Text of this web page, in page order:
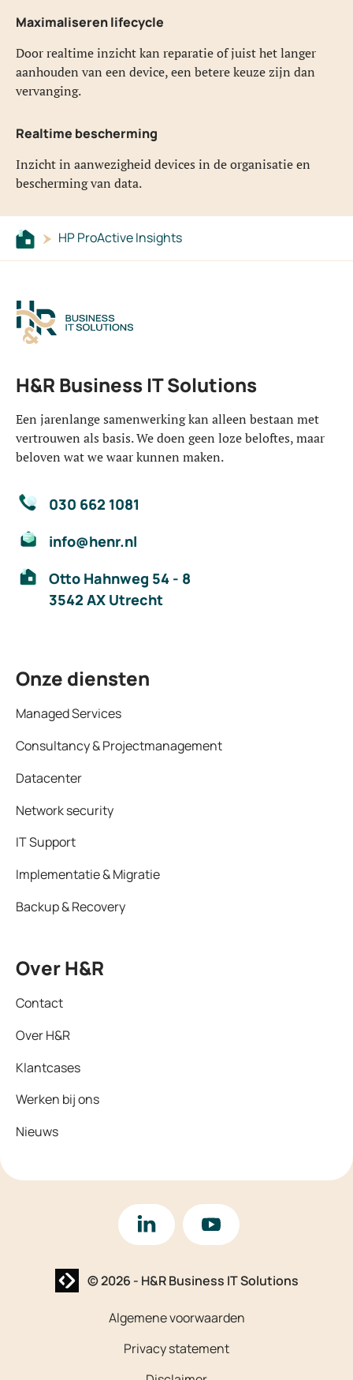
Maximaliseren lifecycle
Door realtime inzicht kan reparatie of juist het langer
aanhouden van een device, een betere keuze zijn dan
vervanging.
Realtime bescherming
Inzicht in aanwezigheid devices in de organisatie en
bescherming van data.
HP ProActive Insights
H&R Business IT Solutions
Een jarenlange samenwerking kan alleen bestaan met
vertrouwen als basis. We doen geen loze beloftes, maar
beloven wat we waar kunnen maken.
030 662 1081
info@henr.nl
Otto Hahnweg 54 - 8
3542 AX Utrecht
Onze diensten
Managed Services
Consultancy & Projectmanagement
Datacenter
Network security
IT Support
Implementatie & Migratie
Backup & Recovery
Over H&R
Contact
Over H&R
Klantcases
Werken bij ons
Nieuws
Website laten maken? | Brthmrk
© 2026 - H&R Business IT Solutions
Algemene voorwaarden
Privacy statement
LinkedIn YouTube